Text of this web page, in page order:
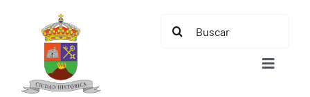
contenido
Buscar:
Toggle